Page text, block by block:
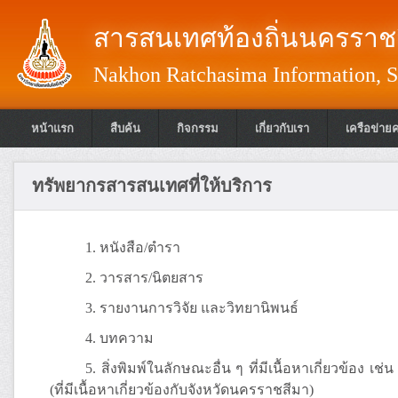
สารสนเทศท้องถิ่นนครรา
Nakhon Ratchasima Information,
หน้าแรก สืบค้น กิจกรรม เกี่ยวกับเรา เครือข่าย
ทรัพยากรสารสนเทศที่ให้บริการ
1. หนังสือ/ตำรา
2. วารสาร/นิตยสาร
3. รายงานการวิจัย และวิทยานิพนธ์
4. บทความ
5. สิ่งพิมพ์ในลักษณะอื่น ๆ ที่มีเนื้อหาเกี่ยวข้อง เช่
(ที่มีเนื้อหาเกี่ยวข้องกับจังหวัดนครราชสีมา)